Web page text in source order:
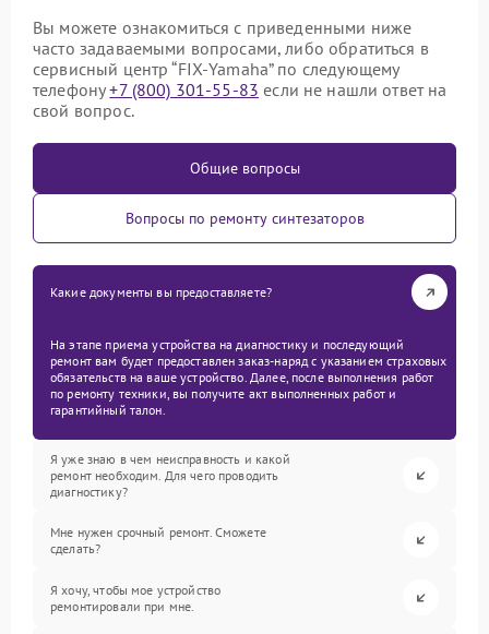
Вы можете ознакомиться с приведенными ниже
часто задаваемыми вопросами, либо обратиться в
сервисный центр “FIX-Yamaha” по следующему
телефону+7 (800) 301-55-83 если не нашли ответ на
свой вопрос.
Общие вопросы
Вопросы по ремонту синтезаторов
Какие документы вы предоставляете?
На этапе приема устройства на диагностику и последующий
ремонт вам будет предоставлен заказ-наряд с указанием страховых
обязательств на ваше устройство. Далее, после выполнения работ
по ремонту техники, вы получите акт выполненных работ и
гарантийный талон.
Я уже знаю в чем неисправность и какой
ремонт необходим. Для чего проводить
диагностику?
Мне нужен срочный ремонт. Сможете
сделать?
Я хочу, чтобы мое устройство
ремонтировали при мне.